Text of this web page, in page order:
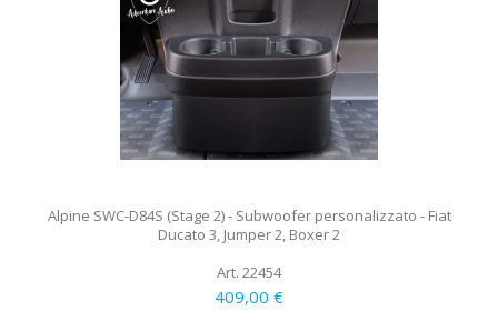
Alpine SWC-D84S (Stage 2) - Subwoofer personalizzato - Fiat
Ducato 3, Jumper 2, Boxer 2
Art. 22454
409,00 €